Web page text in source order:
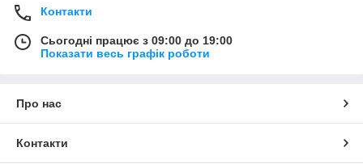
Контакти
Сьогодні працює з 09:00 до 19:00
Показати весь графік роботи
Про нас
Контакти